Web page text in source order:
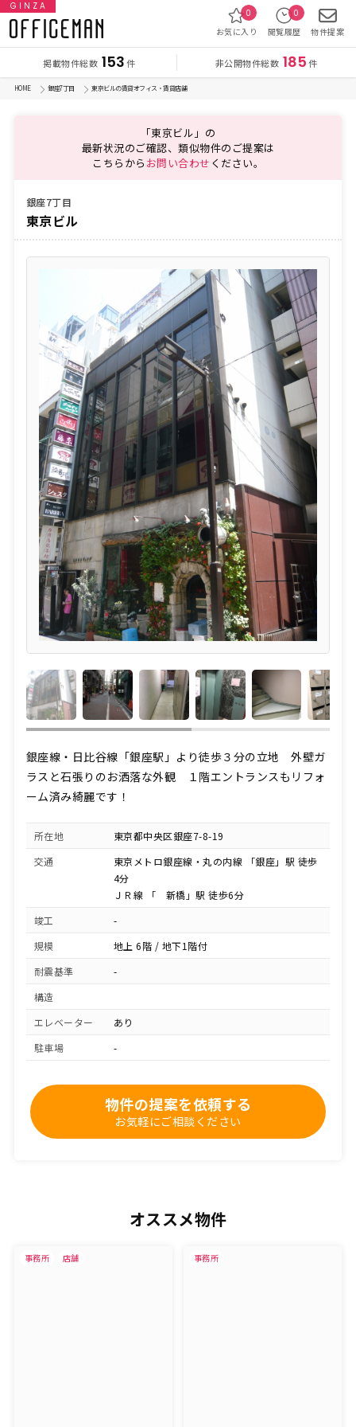
GINZA
掲載物件総数 153件 非公開物件総数 185件
お気に入り
0
閲覧履歴
0
物件提案
HOME 銀座7丁目 東京ビルの賃貸オフィス・賃貸店舗
「東京ビル」の
最新状況のご確認、類似物件のご提案は
こちらから お問い合わせ ください。
銀座7丁目
東京ビル
銀座線・日比谷線「銀座駅」より徒歩３分の立地 外壁ガ
ラスと石張りのお洒落な外観 １階エントランスもリフォ
ーム済み綺麗です！
所在地
東京都中央区銀座7-8-19
交通
東京メトロ銀座線・丸の内線 「銀座」駅 徒歩
4分
ＪＲ線 「 新橋」駅 徒歩6分
竣工
-
規模
地上 6階 / 地下1階付
耐震基準
-
構造
エレベーター
あり
駐車場
-
物件の提案を依頼する
お気軽にご相談ください
オススメ物件
事務所 店舗 事務所